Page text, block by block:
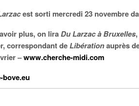
est sorti mercredi 23 novembre
plus, on liraDu Larzac à Bruxelles
correspondant deLibérationauprès
–www.cherche-midi.com
bove.eu